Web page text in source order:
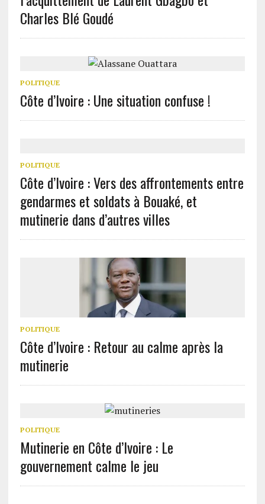
Charles Blé Goudé
POLITIQUE
Côte d’Ivoire : Une situation confuse !
POLITIQUE
Côte d’Ivoire : Vers des affrontements entre
gendarmes et soldats à Bouaké, et
mutinerie dans d’autres villes
POLITIQUE
Côte d’Ivoire : Retour au calme après la
mutinerie
POLITIQUE
Mutinerie en Côte d’Ivoire : Le
gouvernement calme le jeu